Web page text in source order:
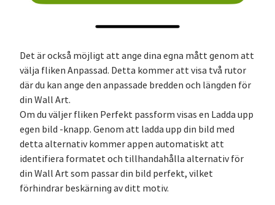
Det är också möjligt att ange dina egna mått genom att
välja fliken Anpassad. Detta kommer att visa två rutor
där du kan ange den anpassade bredden och längden för
din Wall Art.
Om du väljer fliken Perfekt passform visas en Ladda upp
egen bild -knapp. Genom att ladda upp din bild med
detta alternativ kommer appen automatiskt att
identifiera formatet och tillhandahålla alternativ för
din Wall Art som passar din bild perfekt, vilket
förhindrar beskärning av ditt motiv.